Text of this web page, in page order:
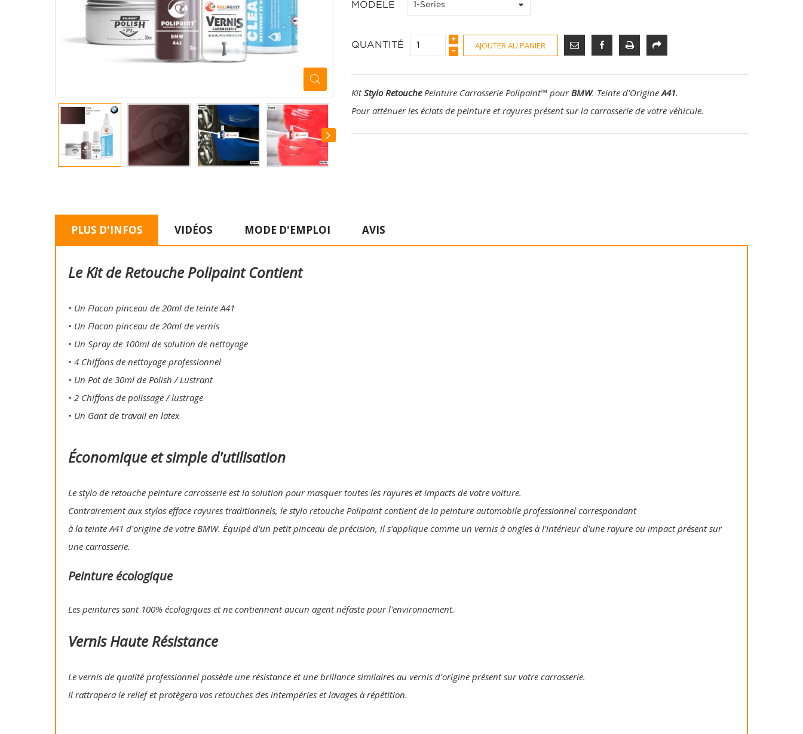
MODELE 1-Series
QUANTITÉ AJOUTER AU PANIER
KitStylo RetouchePeinture Carrosserie Polipaint™ pourBMW. Teinte d'OrigineA41.
Pour atténuer les éclats de peinture et rayures présent sur la carrosserie de votre véhicule.
PLUS D'INFOS VIDÉOS MODE D'EMPLOI AVIS
Le Kit de Retouche Polipaint Contient
• Un Flacon pinceau de 20ml de teinte A41
• Un Flacon pinceau de 20ml de vernis
• Un Spray de 100ml de solution de nettoyage
• 4 Chiffons de nettoyage professionnel
• Un Pot de 30ml de Polish / Lustrant
• 2 Chiffons de polissage / lustrage
• Un Gant de travail en latex
Économique et simple d'utilisation
Le stylo de retouche peinture carrosserie est la solution pour masquer toutes les rayures et impacts de votre voiture.
Contrairement aux stylos efface rayures traditionnels, le stylo retouche Polipaint contient de la peinture automobile professionnel correspondant
à la teinte A41 d'origine de votre BMW. Équipé d'un petit pinceau de précision, il s'applique comme un vernis à ongles à l'intérieur d'une rayure ou impact présent sur
une carrosserie.
Peinture écologique
Les peintures sont 100% écologiques et ne contiennent aucun agent néfaste pour l'environnement.
Vernis Haute Résistance
Le vernis de qualité professionnel possède une résistance et une brillance similaires au vernis d'origine présent sur votre carrosserie.
Il rattrapera le relief et protègera vos retouches des intempéries et lavages à répétition.